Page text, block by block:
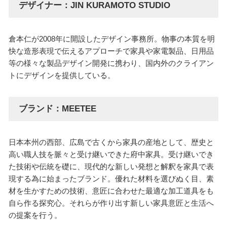
デザイナー：JIN KURAMOTO STUDIO
倉本仁が2008年に開設したデザイン事務所。物事の本質を明
快な造形表現で伝えるアプローチで家具や家電製品、日用品
等の様々な製品デザイン開発に携わり、国内外のクライアン
トにデザインを提供している。
ブランド：MEETEE
日本本州の西部、広島で古くから家具の産地として、歴史と
高い職人技を脈々と受け継いできた府中家具。受け継いでき
た技術や伝統を礎に、現代的な新しい発想と解釈を家具で表
現する為に始まったブランド。優れた材料を選びぬく目、素
材を生かすための技術、意匠に合わせた最適な加工道具をも
自ら作る探究心。それらが作り出す新しい家具意匠と生活へ
の提案を行う。